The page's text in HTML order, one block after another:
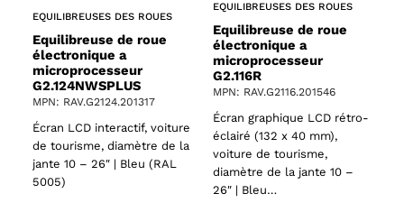
EQUILIBREUSES DES ROUES
Equilibreuse de roue
électronique a
microprocesseur
G2.124NWSPLUS
MPN: RAV.G2124.201317
Écran LCD interactif, voiture
de tourisme, diamètre de la
jante 10 – 26″ | Bleu (RAL
5005)
EQUILIBREUSES DES ROUES
Equilibreuse de roue
électronique a
microprocesseur
G2.116R
MPN: RAV.G2116.201546
Écran graphique LCD rétro-
éclairé (132 x 40 mm),
voiture de tourisme,
diamètre de la jante 10 –
26″ | Bleu…